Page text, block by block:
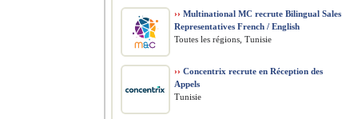
›› Multinational MC recrute Bilingual Sales
Representatives French / English
Toutes les régions, Tunisie
›› Concentrix recrute en Réception des
Appels
Tunisie